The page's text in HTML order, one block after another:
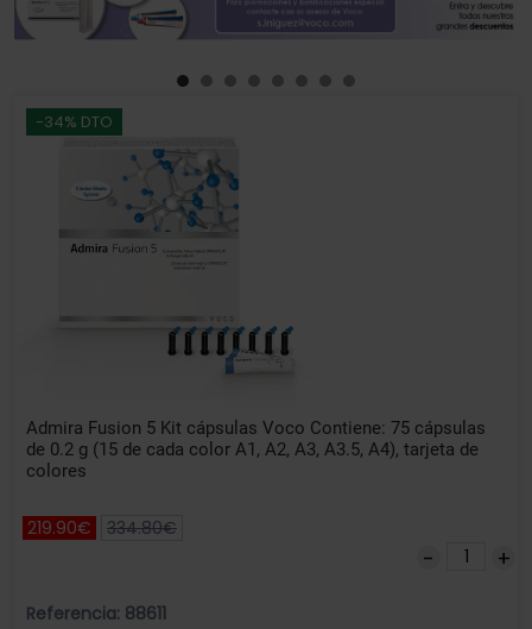
-34% DTO
Admira Fusion 5 Kit cápsulas Voco Contiene: 75 cápsulas
de 0.2 g (15 de cada color A1, A2, A3, A3.5, A4), tarjeta de
colores
219.90€ 334.80€
Referencia: 88611